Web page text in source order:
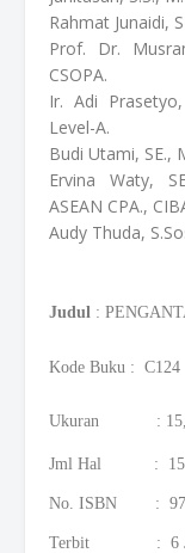
Rahmat Junaidi,
Prof. Dr.
CSOPA.
Ir. Adi
Level-A.
Budi Utami, SE.,
Ervina Waty,
ASEAN CPA.,
Audy Thuda,
Judul :
Kode Buku : C124
Ukuran : 15,5
Jml Hal : 151
No. ISBN : 978-
Terbit : 6 Jul